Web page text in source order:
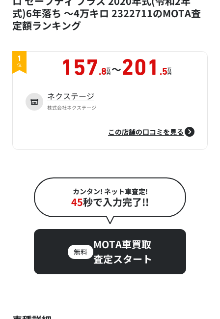
式)6年落ち ～4万キロ 2322711のMOTA査
定額ランキング
1
位 157 .8万
円 ～201 .5万
円
ネクステージ
株式会社ネクステージ
この店舗の口コミを見る
カンタン! ネット車査定!
45秒で入力完了!!
無料
MOTA車買取
査定スタート